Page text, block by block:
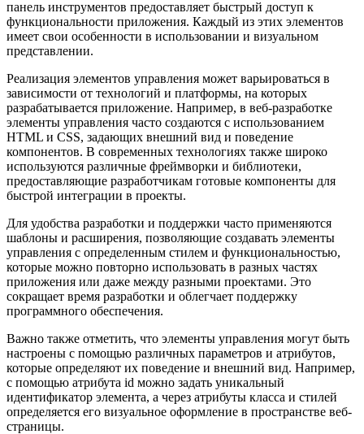
панель инструментов предоставляет быстрый доступ к
функциональности приложения. Каждый из этих элементов
имеет свои особенности в использовании и визуальном
представлении.
Реализация элементов управления может варьироваться в
зависимости от технологий и платформы, на которых
разрабатывается приложение. Например, в веб-разработке
элементы управления часто создаются с использованием
HTML и CSS, задающих внешний вид и поведение
компонентов. В современных технологиях также широко
используются различные фреймворки и библиотеки,
предоставляющие разработчикам готовые компоненты для
быстрой интеграции в проекты.
Для удобства разработки и поддержки часто применяются
шаблоны и расширения, позволяющие создавать элементы
управления с определенным стилем и функциональностью,
которые можно повторно использовать в разных частях
приложения или даже между разными проектами. Это
сокращает время разработки и облегчает поддержку
программного обеспечения.
Важно также отметить, что элементы управления могут быть
настроены с помощью различных параметров и атрибутов,
которые определяют их поведение и внешний вид. Например,
с помощью атрибута id можно задать уникальный
идентификатор элемента, а через атрибуты класса и стилей
определяется его визуальное оформление в пространстве веб-
страницы.